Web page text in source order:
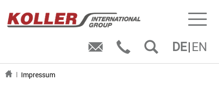
DE EN
Impressum